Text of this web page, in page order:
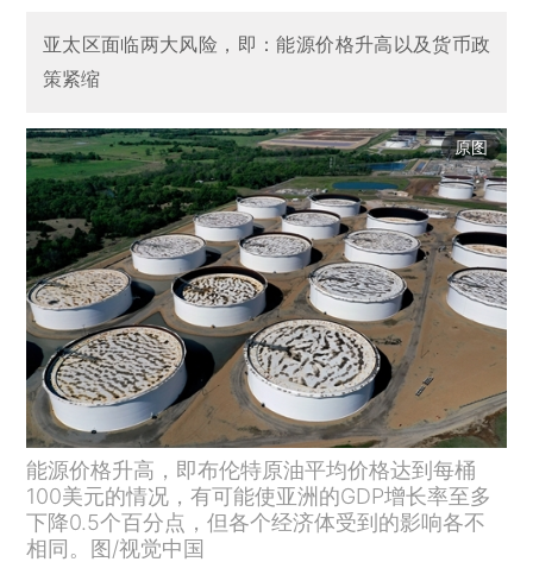
亚太区面临两大风险，即：能源价格升高以及货币政
策紧缩
原图
能源价格升高，即布伦特原油平均价格达到每桶
100美元的情况，有可能使亚洲的GDP增长率至多
下降0.5个百分点，但各个经济体受到的影响各不
相同。图/视觉中国